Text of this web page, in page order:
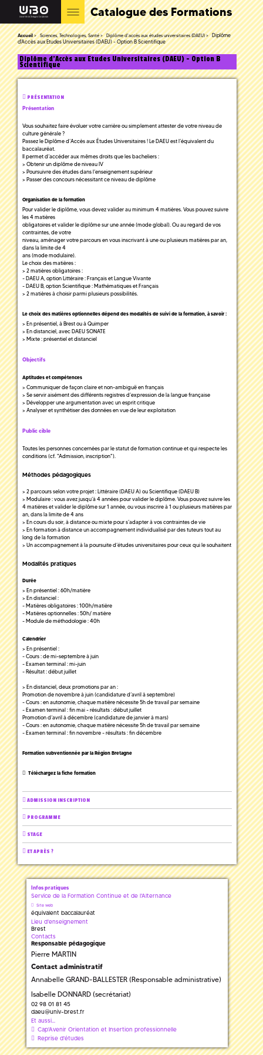
Catalogue des Formations
Accueil Sciences, Technologies, Santé Diplôme d'accès aux études universitaires (DAEU)
Diplôme
d'Accès aux Etudes Universitaires (DAEU) - Option B Scientifique
Diplôme d'Accès aux Etudes Universitaires (DAEU) - Option B
Scientifique
PRÉSENTATION
Présentation
Vous souhaitez faire évoluer votre carrière ou simplement attester de votre niveau de
culture générale ?
Passez le Diplôme d’Accès aux Études Universitaires ! Le DAEU est l’équivalent du
baccalauréat.
Il permet d’accéder aux mêmes droits que les bacheliers :
> Obtenir un diplôme de niveau IV
> Poursuivre des études dans l’enseignement supérieur
> Passer des concours nécessitant ce niveau de diplôme
Organisation de la formation
Pour valider le diplôme, vous devez valider au minimum 4 matières. Vous pouvez suivre
les 4 matières
obligatoires et valider le diplôme sur une année (mode global). Ou au regard de vos
contraintes, de votre
niveau, aménager votre parcours en vous inscrivant à une ou plusieurs matières par an,
dans la limite de 4
ans (mode modulaire).
Le choix des matières :
> 2 matières obligatoires :
- DAEU A, option Littéraire : Français et Langue Vivante
- DAEU B, option Scientifique : Mathématiques et Français
> 2 matières à choisir parmi plusieurs possibilités.
Le choix des matières optionnelles dépend des modalités de suivi de la formation, à savoir :
> En présentiel, à Brest ou à Quimper
> En distanciel, avec DAEU SONATE
> Mixte : présentiel et distanciel
Objectifs
Aptitudes et compétences
> Communiquer de façon claire et non-ambiguë en français
> Se servir aisément des différents registres d’expression de la langue française
> Développer une argumentation avec un esprit critique
> Analyser et synthétiser des données en vue de leur exploitation
Public cible
Toutes les personnes concernées par le statut de formation continue et qui respecte les
conditions (cf. "Admission, inscription").
Méthodes pédagogiques
> 2 parcours selon votre projet : Littéraire (DAEU A) ou Scientifique (DAEU B)
> Modulaire : vous avez jusqu’à 4 années pour valider le diplôme. Vous pouvez suivre les
4 matières et valider le diplôme sur 1 année, ou vous inscrire à 1 ou plusieurs matières par
an, dans la limite de 4 ans
> En cours du soir, à distance ou mixte pour s’adapter à vos contraintes de vie
> En formation à distance un accompagnement individualisé par des tuteurs tout au
long de la formation
> Un accompagnement à la poursuite d’études universitaires pour ceux qui le souhaitent
Modalités pratiques
Durée
> En présentiel : 60h/matière
> En distanciel :
- Matières obligatoires : 100h/matière
- Matières optionnelles : 50h/ matière
- Module de méthodologie : 40h
Calendrier
> En présentiel :
- Cours : de mi-septembre à juin
- Examen terminal : mi-juin
- Résultat : début juillet
> En distanciel, deux promotions par an :
Promotion de novembre à juin (candidature d’avril à septembre)
- Cours : en autonomie, chaque matière nécessite 5h de travail par semaine
- Examen terminal : fin mai - résultats : début juillet
Promotion d’avril à décembre (candidature de janvier à mars)
- Cours : en autonomie, chaque matière nécessite 5h de travail par semaine
- Examen terminal : fin novembre - résultats : fin décembre
Formation subventionnée par la Région Bretagne
Téléchargez la fiche formation
ADMISSION INSCRIPTION
PROGRAMME
STAGE
ET APRÈS ?
Infos pratiques
Service de la Formation Continue et de l'Alternance
Site web
équivalent baccalauréat
Lieu d'enseignement
Brest
Contacts
Responsable pédagogique
Pierre MARTIN
Contact administratif
Annabelle GRAND-BALLESTER (Responsable administrative)
Isabelle DONNARD (secrétariat)
02 98 01 81 45
daeu@univ-brest.fr
Et aussi...
Cap'Avenir Orientation et Insertion professionnelle
Reprise d'études